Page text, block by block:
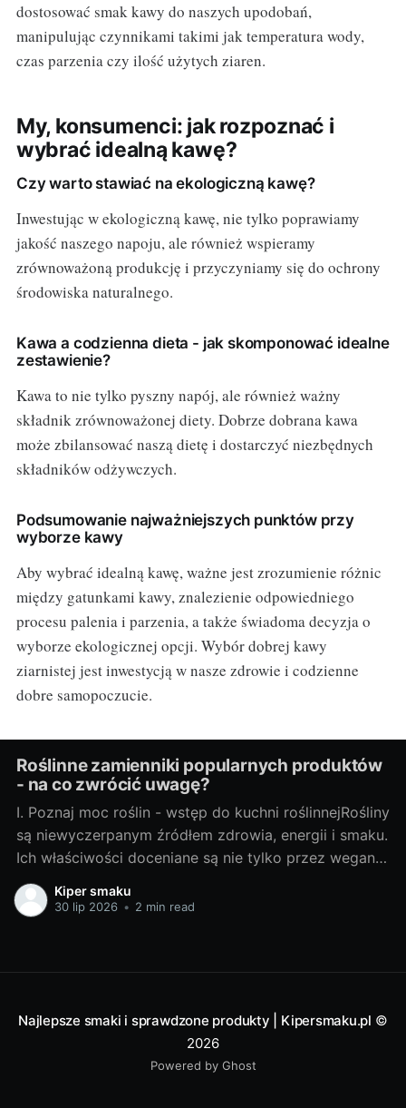
dostosować smak kawy do naszych upodobań,
manipulując czynnikami takimi jak temperatura wody,
czas parzenia czy ilość użytych ziaren.
My, konsumenci: jak rozpoznać i
wybrać idealną kawę?
Czy warto stawiać na ekologiczną kawę?
Inwestując w ekologiczną kawę, nie tylko poprawiamy
jakość naszego napoju, ale również wspieramy
zrównoważoną produkcję i przyczyniamy się do ochrony
środowiska naturalnego.
Kawa a codzienna dieta - jak skomponować idealne
zestawienie?
Kawa to nie tylko pyszny napój, ale również ważny
składnik zrównoważonej diety. Dobrze dobrana kawa
może zbilansować naszą dietę i dostarczyć niezbędnych
składników odżywczych.
Podsumowanie najważniejszych punktów przy
wyborze kawy
Aby wybrać idealną kawę, ważne jest zrozumienie różnic
między gatunkami kawy, znalezienie odpowiedniego
procesu palenia i parzenia, a także świadoma decyzja o
wyborze ekologicznej opcji. Wybór dobrej kawy
ziarnistej jest inwestycją w nasze zdrowie i codzienne
dobre samopoczucie.
Roślinne zamienniki popularnych produktów
- na co zwrócić uwagę?
I. Poznaj moc roślin - wstęp do kuchni roślinnejRośliny
są niewyczerpanym źródłem zdrowia, energii i smaku.
Ich właściwości doceniane są nie tylko przez wegan i
wegetarian, ale także przez osoby szukające
zdrowych alternatyw dla typowych produktów
diety na
Kiper smaku
30 lip 2026 • 2 min read
Najlepsze smaki i sprawdzone produkty | Kipersmaku.pl ©
2026
Powered by Ghost